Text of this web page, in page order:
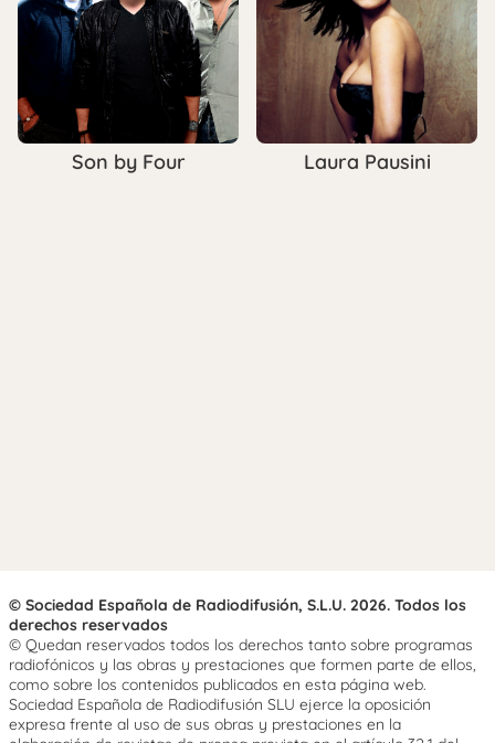
Son by Four Laura Pausini
© Sociedad Española de Radiodifusión, S.L.U. 2026. Todos los
derechos reservados
© Quedan reservados todos los derechos tanto sobre programas
radiofónicos y las obras y prestaciones que formen parte de ellos,
como sobre los contenidos publicados en esta página web.
Sociedad Española de Radiodifusión SLU ejerce la oposición
expresa frente al uso de sus obras y prestaciones en la